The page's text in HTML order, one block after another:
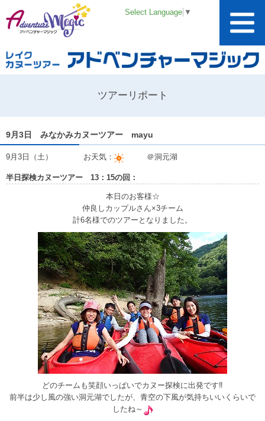
Select Language ▼
ツアーリポート
9月3日 みなかみカヌーツアー mayu
9月3日（土） お天気： ＠洞元湖
半日探検カヌーツアー 13：15の回：
本日のお客様☆
仲良しカップルさん×3チーム
計6名様でのツアーとなりました。
どのチームも笑顔いっぱいでカヌー探検に出発です‼
前半は少し風の強い洞元湖でしたが、青空の下風が気持ちいいくらいで
したね～